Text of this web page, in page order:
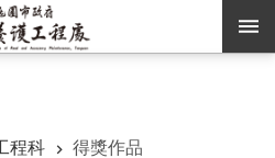
階搜尋
程科 得獎作品